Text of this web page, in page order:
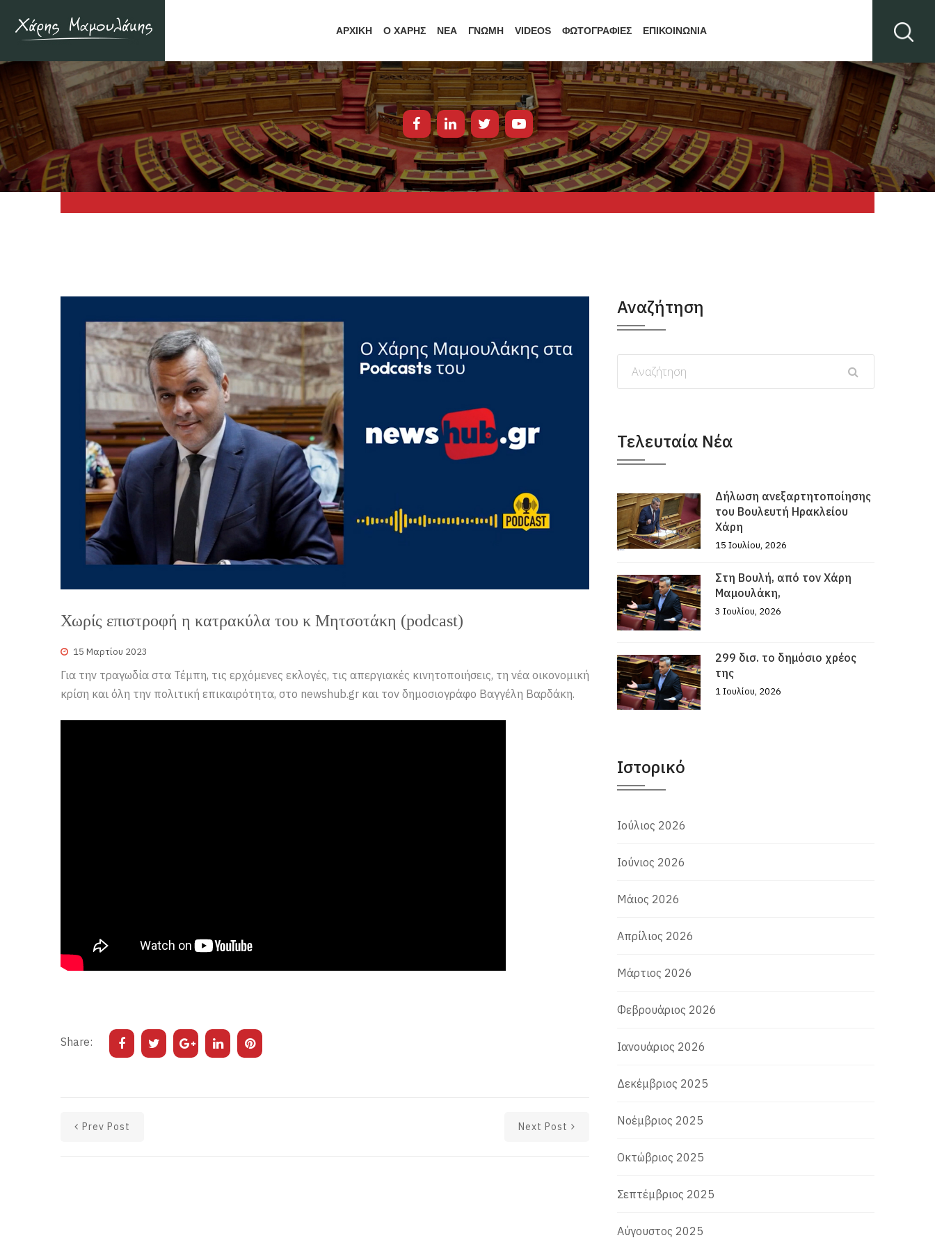
ΑΡΧΙΚΗ Ο ΧΑΡΗΣ ΝΕΑ ΓΝΩΜΗ VIDEOS ΦΩΤΟΓΡΑΦΙΕΣ ΕΠΙΚΟΙΝΩΝΙΑ
Χωρίς επιστροφή η κατρακύλα του κ Μητσοτάκη (podcast)
15 Μαρτίου 2023
Για την τραγωδία στα Τέμπη, τις ερχόμενες εκλογές, τις απεργιακές κινητοποιήσεις, τη νέα οικονομική
κρίση και όλη την πολιτική επικαιρότητα, στο newshub.gr και τον δημοσιογράφο Βαγγέλη Βαρδάκη.
Share:
Prev Post Next Post
Αναζήτηση
Τελευταία Νέα
Δήλωση ανεξαρτητοποίησης
του Βουλευτή Ηρακλείου
Χάρη
15 Ιουλίου, 2026
Στη Βουλή, από τον Χάρη
Μαμουλάκη,
3 Ιουλίου, 2026
299 δισ. το δημόσιο χρέος
της
1 Ιουλίου, 2026
Ιστορικό
Ιούλιος 2026
Ιούνιος 2026
Μάιος 2026
Απρίλιος 2026
Μάρτιος 2026
Φεβρουάριος 2026
Ιανουάριος 2026
Δεκέμβριος 2025
Νοέμβριος 2025
Οκτώβριος 2025
Σεπτέμβριος 2025
Αύγουστος 2025